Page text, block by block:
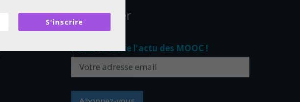
Newsletter
Recevez toute l'actu des MOOC !
S'inscrire